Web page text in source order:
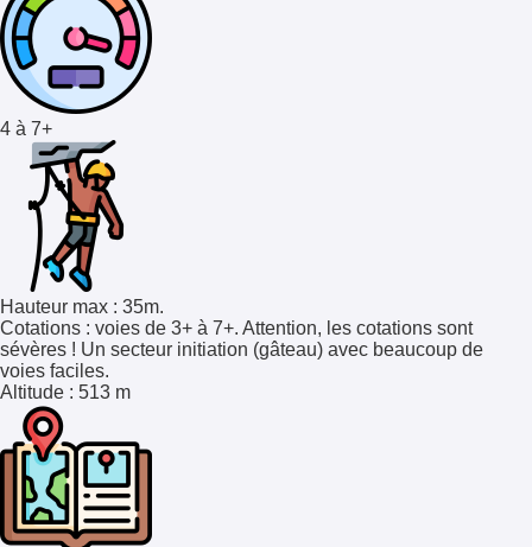
4 à 7+
Hauteur max : 35m.
Cotations : voies de 3+ à 7+. Attention, les cotations sont
sévères ! Un secteur initiation (gâteau) avec beaucoup de
voies faciles.
Altitude : 513 m